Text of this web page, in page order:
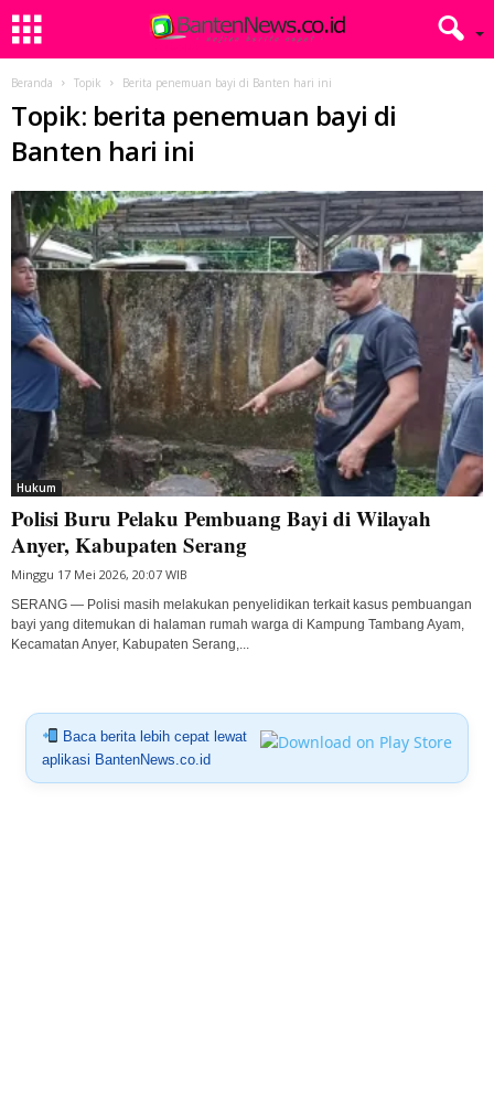
Beranda Topik Berita penemuan bayi di Banten hari ini
Topik: berita penemuan bayi di
Banten hari ini
Hukum
Polisi Buru Pelaku Pembuang Bayi di Wilayah
Anyer, Kabupaten Serang
Minggu 17 Mei 2026, 20:07 WIB
SERANG — Polisi masih melakukan penyelidikan terkait kasus pembuangan
bayi yang ditemukan di halaman rumah warga di Kampung Tambang Ayam,
Kecamatan Anyer, Kabupaten Serang,...
Baca berita lebih cepat lewat
aplikasi BantenNews.co.id